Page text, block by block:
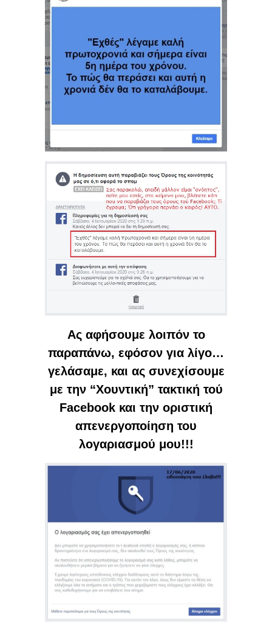
Ας αφήσουμε λοιπόν το
παραπάνω, εφόσον για λίγο…
γελάσαμε, και ας συνεχίσουμε
με την “Χουντική” τακτική τού
Facebook και την οριστική
απενεργοποίηση του
λογαριασμού μου!!!